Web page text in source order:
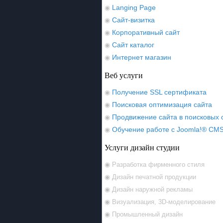
◉ Langing Page
◉ Сайт-визитка
◉ Корпоративный сайт
◉ Сайт каталог
◉ Интернет магазин
Веб услуги
◉ Получение SSL сертификата
◉ Поисковая оптимизация сайта
◉ Продвижение сайта в поисковых
◉ Обучение работе с Joomla!®
Услуги дизайн студии
◉ Разработка фирменного стиля
◉ Дизайн печатной продукции
◉ Дизайн наружной рекламы
◉ Визуализация, 3D-моделирование
◉ Промышленный дизайн